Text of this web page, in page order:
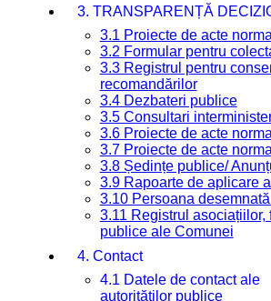
3. TRANSPARENȚĂ
3.1 Proiecte de acte
3.2 Formular pentru
3.3 Registrul pentru
recomandărilor
3.4 Dezbateri publice
3.5 Consultari
3.6 Proiecte de acte
3.7 Proiecte de acte
3.8 Ședințe publice/
3.9 Rapoarte de aplicare
3.10 Persoana
3.11 Registrul
publice ale Comunei
4. Contact
4.1 Datele de contact ale
autorităților publice